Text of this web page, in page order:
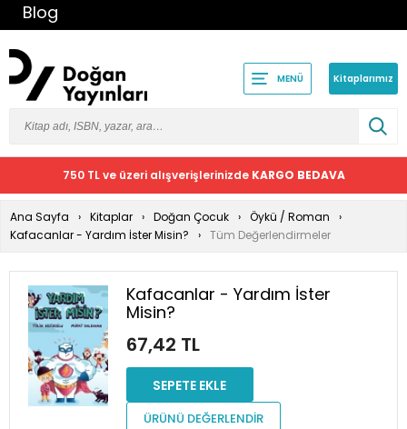
Blog
MENÜ Kitaplarımız
750 TL ve üzeri alışverişlerinizde KARGO BEDAVA
Ana Sayfa Kitaplar Doğan Çocuk
Öykü / Roman
Kafacanlar - Yardım İster Misin?
Tüm Değerlendirmeler
Kafacanlar - Yardım İster
Misin?
67,42 TL
SEPETE EKLE
ÜRÜNÜ DEĞERLENDİR